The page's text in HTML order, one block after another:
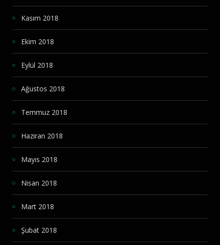
Kasım 2018
Ekim 2018
Eylül 2018
Ağustos 2018
Temmuz 2018
Haziran 2018
Mayıs 2018
Nisan 2018
Mart 2018
Şubat 2018